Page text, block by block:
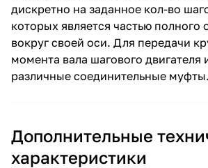
дискретно на заданное кол-во
которых является частью полного
вокруг своей оси. Для передачи
момента вала шагового двигателя
различные соединительные муфты.
Дополнительные
характеристики